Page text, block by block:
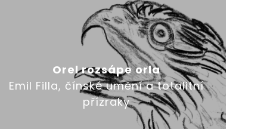
Orel rozsápe orla
Emil Filla, čínské umění a totalitní
přízraky